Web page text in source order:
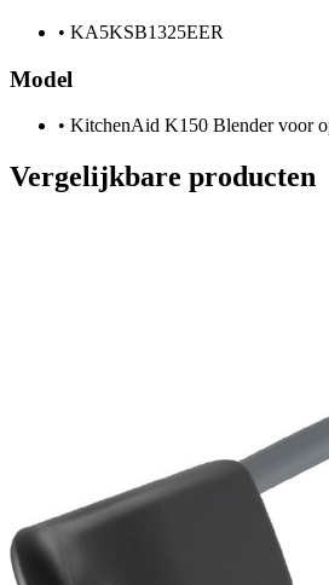
• KA5KSB1325EER
Model
• KitchenAid K150 Blender voor
Vergelijkbare producten